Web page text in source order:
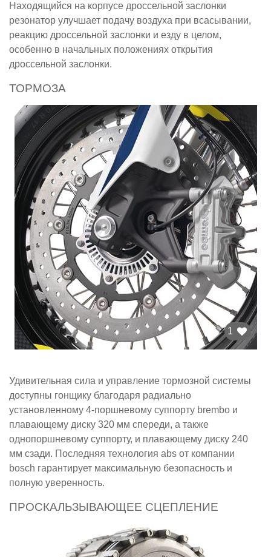
Находящийся на корпусе дроссельной заслонки
резонатор улучшает подачу воздуха при всасывании,
реакцию дроссельной заслонки и езду в целом,
особенно в начальных положениях открытия
дроссельной заслонки.
ТОРМОЗА
1
Удивительная сила и управление тормозной системы
доступны гонщику благодаря радиально
установленному 4-поршневому суппорту brembo и
плавающему диску 320 мм спереди, а также
однопоршневому суппорту, и плавающему диску 240
мм сзади. Последняя технология abs от компании
bosch гарантирует максимальную безопасность и
полную уверенность.
ПРОСКАЛЬЗЫВАЮЩЕЕ СЦЕПЛЕНИЕ